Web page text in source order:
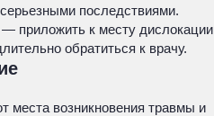
последствиями.
приложить к месту дислокации
обратиться к врачу.
места возникновения травмы и